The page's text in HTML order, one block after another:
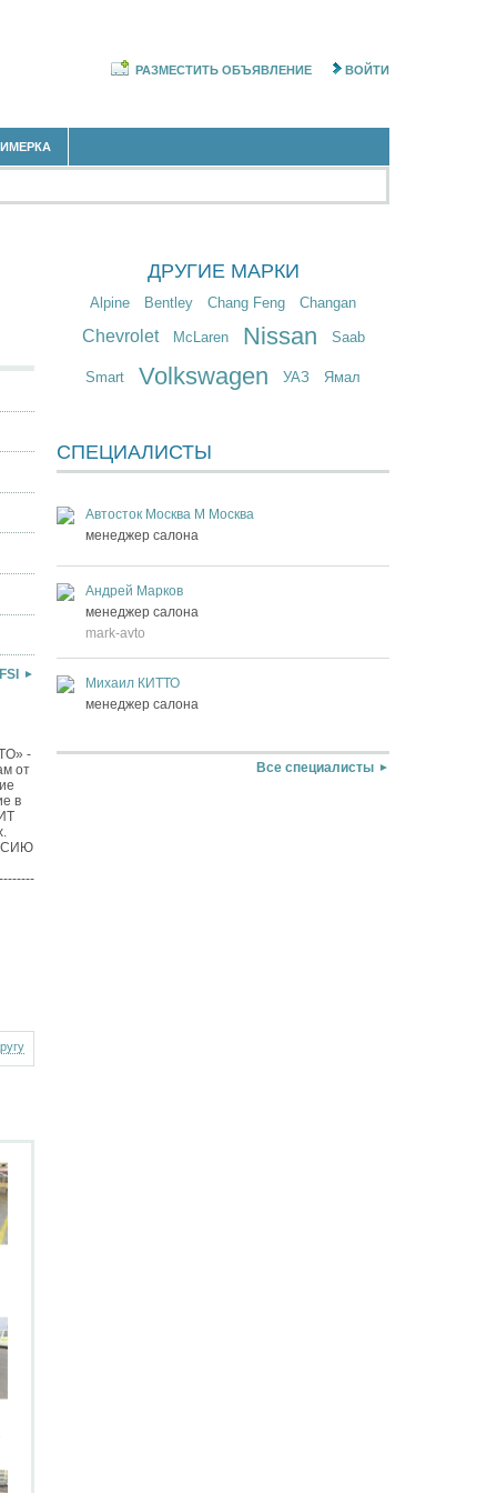
РАЗМЕСТИТЬ ОБЪЯВЛЕНИЕ ВОЙТИ
-
от
в
ДРУГИЕ МАРКИ
Alpine Bentley Chang Feng Changan
Chevrolet McLaren Nissan Saab
Smart Volkswagen УАЗ Ямал
СПЕЦИАЛИСТЫ
Автосток Москва М Москва
менеджер салона
Андрей Марков
менеджер салона
mark-avto
Михаил КИТТО
менеджер салона
Все специалисты